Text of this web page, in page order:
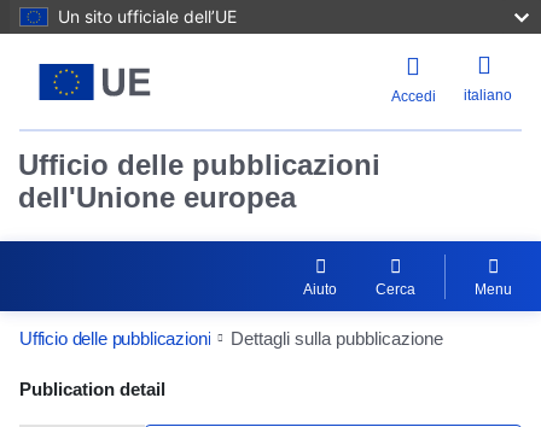
Un sito ufficiale dell’UE
Accedi italiano
Ufficio delle pubblicazioni
dell'Unione europea
Aiuto Cerca Menu
Ufficio delle pubblicazioni Dettagli sulla pubblicazione
Publication Detail Actions Portlet
Publication detail